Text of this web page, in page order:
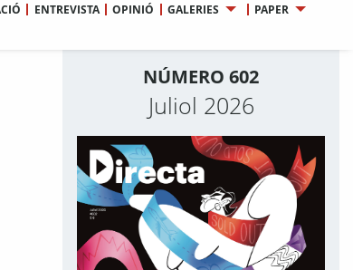
ENTREVISTA OPINIÓ GALERIES PAPER
NÚMERO 602
Juliol 2026